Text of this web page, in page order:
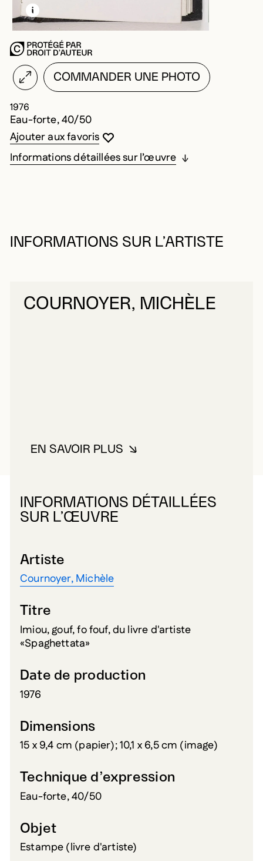
EN SAVOIR PLUS SUR CETTE IMAGE
OUVRIR LA MODALE
COMMANDER UNE PHOTO
1976
Eau-forte, 40/50
Vous devez être connecté pour ajouter
Fermer la modale
Ouvrir la modale
Ajouter aux favoris
Informations détaillées sur l’œuvre
INFORMATIONS SUR L’ARTISTE
COURNOYER, MICHÈLE
EN SAVOIR PLUSÀ PROPOS DE COURNOYER,
INFORMATIONS DÉTAILLÉES
SUR L’ŒUVRE
Artiste
Cournoyer, Michèle
Titre
Imiou, gouf, fo fouf, du livre d'artiste
«Spaghettata»
Date de production
1976
Dimensions
15 x 9,4 cm (papier); 10,1 x 6,5 cm (image)
Technique d’expression
Eau-forte, 40/50
Objet
Estampe (livre d'artiste)